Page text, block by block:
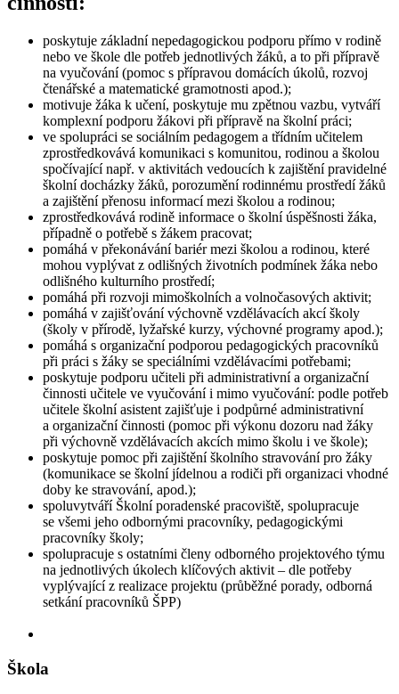
poskytuje základní nepedagogickou podporu přímo v rodině
nebo ve škole dle potřeb jednotlivých žáků, a to při přípravě
na vyučování (pomoc s přípravou domácích úkolů, rozvoj
čtenářské a matematické gramotnosti apod.);
motivuje žáka k učení, poskytuje mu zpětnou vazbu, vytváří
komplexní podporu žákovi při přípravě na školní práci;
ve spolupráci se sociálním pedagogem a třídním učitelem
zprostředkovává komunikaci s komunitou, rodinou a školou
spočívající např. v aktivitách vedoucích k zajištění pravidelné
školní docházky žáků, porozumění rodinnému prostředí žáků
a zajištění přenosu informací mezi školou a rodinou;
zprostředkovává rodině informace o školní úspěšnosti žáka,
případně o potřebě s žákem pracovat;
pomáhá v překonávání bariér mezi školou a rodinou, které
mohou vyplývat z odlišných životních podmínek žáka nebo
odlišného kulturního prostředí;
pomáhá při rozvoji mimoškolních a volnočasových aktivit;
pomáhá v zajišťování výchovně vzdělávacích akcí školy
(školy v přírodě, lyžařské kurzy, výchovné programy apod.);
pomáhá s organizační podporou pedagogických pracovníků
při práci s žáky se speciálními vzdělávacími potřebami;
poskytuje podporu učiteli při administrativní a organizační
činnosti učitele ve vyučování i mimo vyučování: podle potřeb
učitele školní asistent zajišťuje i podpůrné administrativní
a organizační činnosti (pomoc při výkonu dozoru nad žáky
při výchovně vzdělávacích akcích mimo školu i ve škole);
poskytuje pomoc při zajištění školního stravování pro žáky
(komunikace se školní jídelnou a rodiči při organizaci vhodné
doby ke stravování, apod.);
spoluvytváří Školní poradenské pracoviště, spolupracuje
se všemi jeho odbornými pracovníky, pedagogickými
pracovníky školy;
spolupracuje s ostatními členy odborného projektového týmu
na jednotlivých úkolech klíčových aktivit – dle potřeby
vyplývající z realizace projektu (průběžné porady, odborná
setkání pracovníků ŠPP)
Škola